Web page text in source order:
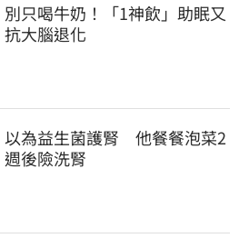
別只喝牛奶！「1神飲」助眠又
抗大腦退化
以為益生菌護腎　他餐餐泡菜2
週後險洗腎